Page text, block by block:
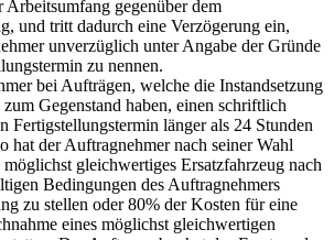
Arbeitsumfang gegenüber dem
und tritt dadurch eine Verzögerung ein,
unverzüglich unter Angabe der Gründe
zu nennen.
bei Aufträgen, welche die Instandsetzung
Gegenstand haben, einen schriftlich
Fertigstellungstermin länger als 24 Stunden
hat der Auftragnehmer nach seiner Wahl
gleichwertiges Ersatzfahrzeug nach
Bedingungen des Auftragnehmers
zu stellen oder 80% der Kosten für eine
eines möglichst gleichwertigen